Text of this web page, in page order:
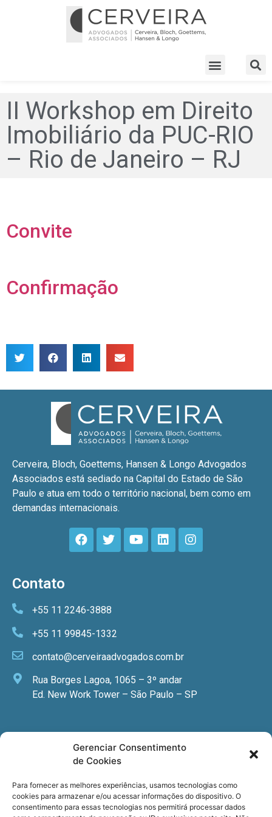
Gerenciar Consentimento
de Cookies
Para fornecer as melhores experiências, usamos tecnologias como
cookies para armazenar e/ou acessar informações do dispositivo. O
consentimento para essas tecnologias nos permitirá processar dados
II Workshop em Direito
Imobiliário da PUC-RIO
– Rio de Janeiro – RJ
Convite
Confirmação
Cerveira, Bloch, Goettems, Hansen & Longo Advogados
Associados está sediado na Capital do Estado de São
Paulo e atua em todo o território nacional, bem como em
demandas internacionais.
Contato
+55 11 2246-3888
+55 11 99845-1332
contato@cerveiraadvogados.com.br
Rua Borges Lagoa, 1065 – 3º andar
Ed. New Work Tower – São Paulo – SP
Newsletter
especializadas, cursos e eventos?
Registre seu email.